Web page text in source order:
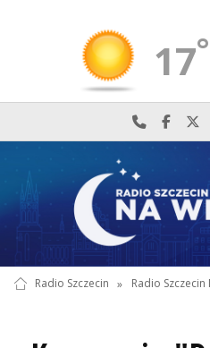
17
Najlepiej
Radio Szczecin » Radio